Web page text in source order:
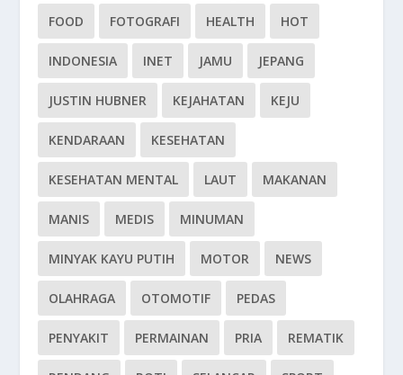
FOOD FOTOGRAFI HEALTH HOT
INDONESIA INET JAMU JEPANG
JUSTIN HUBNER KEJAHATAN KEJU
KENDARAAN KESEHATAN
KESEHATAN MENTAL LAUT MAKANAN
MANIS MEDIS MINUMAN
MINYAK KAYU PUTIH MOTOR NEWS
OLAHRAGA OTOMOTIF PEDAS
PENYAKIT PERMAINAN PRIA REMATIK